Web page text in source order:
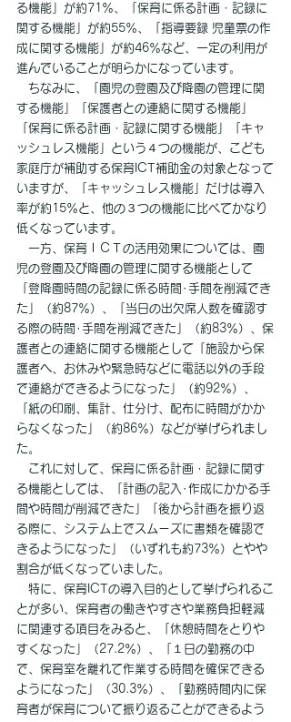
る機能」が約71％、「保育に係る計画・記録に
関する機能」が約55％、「指導要録 児童票の作
成に関する機能」が約46％など、一定の利用が
進んでいることが明らかになっています。
ちなみに、「園児の登園及び降園の管理に関
する機能」「保護者との連絡に関する機能」
「保育に係る計画・記録に関する機能」「キャ
ッシュレス機能」という４つの機能が、こども
家庭庁が補助する保育ICT補助金の対象となって
いますが、「キャッシュレス機能」だけは導入
率が約15％と、他の３つの機能に比べてかなり
低くなっています。
一方、保育ＩＣＴの活用効果については、園
児の登園及び降園の管理に関する機能として
「登降園時間の記録に係る時間･手間を削減でき
た」（約87％）、「当日の出欠席人数を確認す
る際の時間･手間を削減できた」（約83％）、保
護者との連絡に関する機能として「施設から保
護者へ、お休みや緊急時などに電話以外の手段
で連絡ができるようになった」（約92％）、
「紙の印刷、集計、仕分け、配布に時間がかか
らなくなった」（約86％）などが挙げられまし
た。
これに対して、保育に係る計画・記録に関す
る機能としては、「計画の記入･作成にかかる手
間や時間が削減できた」「後から計画を振り返
る際に、システム上でスムーズに書類を確認で
きるようになった」（いずれも約73％）とやや
割合が低くなっていました。
特に、保育ICTの導入目的として挙げられるこ
とが多い、保育者の働きやすさや業務負担軽減
に関連する項目をみると、「休憩時間をとりや
すくなった」（27.2％）、「１日の勤務の中
で、保育室を離れて作業する時間を確保できる
ようになった」（30.3％）、「勤務時間内に保
育者が保育について振り返ることができるよう